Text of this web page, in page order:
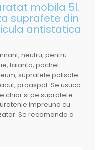
mobila 5l.
suprafete din
antistatica
neutru, pentru
faianta, pachet
suprafete polisate.
proaspat .Se usuca
chiar si pe suprafete
impreuna cu
Se recomanda a